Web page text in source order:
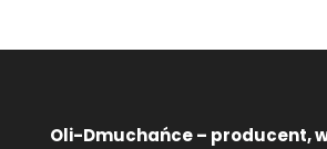
Oli-Dmuchańce – producent,